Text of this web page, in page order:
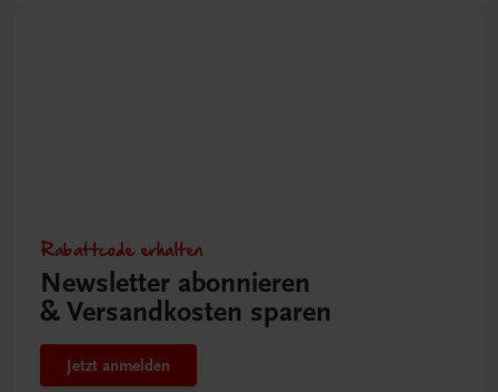
Rabattcode erhalten
Newsletter abonnieren
& Versandkosten sparen
Jetzt anmelden